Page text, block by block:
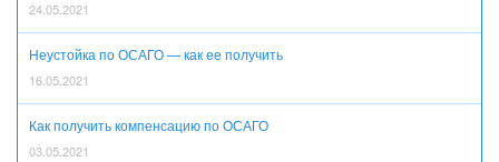
24.05.2021
Неустойка по ОСАГО — как ее получить
16.05.2021
Как получить компенсацию по ОСАГО
03.05.2021